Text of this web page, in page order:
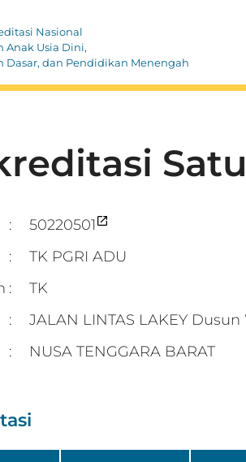
Nasional
Anak Usia Dini,
Dasar, dan Pendidikan Menengah
:
50220501
:
TK PGRI ADU
:
TK
:
JALAN LINTAS LAKEY
: NUSA TENGGARA BARAT